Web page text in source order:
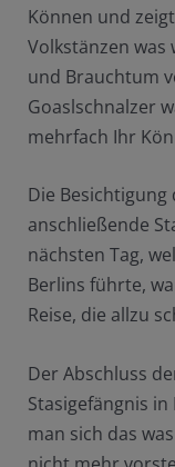
Können und
Volkstänzen was
und Brauchtum
Goaslschnalzer
mehrfach Ihr
Die Besichtigung
anschließende
nächsten Tag,
Berlins führte,
Reise, die allzu
Der Abschluss
Stasigefängnis
man sich das